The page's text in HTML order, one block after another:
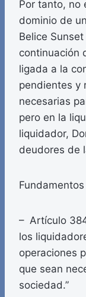
Por tanto, no
dominio de
Belice
continuación
ligada a la
pendientes y
necesarias
pero en la
liquidador,
deudores de
– Artículo
los
operaciones
que sean
sociedad.”